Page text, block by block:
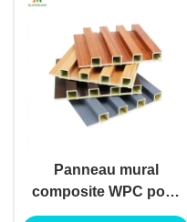
Panneau mural
composite WPC pour
application de